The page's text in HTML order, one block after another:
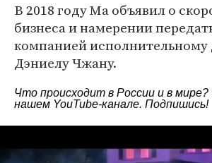
В 2018 году Ма объявил о
бизнеса и намерении
компанией исполнительному
Дэниелу Чжану.
Что происходит в России и в
нашем YouTube-канале. Подпишись!